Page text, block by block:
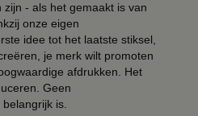
- als het gemaakt is van
onze eigen
idee tot het laatste stiksel,
je merk wilt promoten
afdrukken. Het
Geen
is.